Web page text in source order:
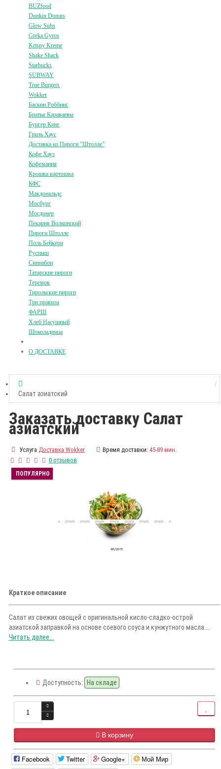
BUZfood
Dunkin Donuts
Glow Subs
Greka Gyros
Krispy Kreme
Shake Shack
Starbucks
SUBWAY
True Burgers
Wokker
Баскин Роббинс
Братья Караваевы
Бургер Кинг
Гриль Хаус
Доставка из Пироги "Штолле"
Кофе Хауз
Кофемания
Крошка картошка
КФС
Макдональдс
Мосбург
Мосдонер
Пекарня Волконский
Пироги Штолле
Поль Бейкери
Руспыш
Синнабон
Татарские пироги
Теремок
Тирольские пироги
Три правила
ФАРШ
Хлеб Насущный
Шоколадница
О ДОСТАВКЕ
Салат азиатский
Заказать доставку Салат
азиатский
Услуга Доставка Wokker Время доставки: 45-89 мин.
0 отзывов
ПОПУЛЯРНО
Краткое описание
Салат из свежих овощей с оригинальной кисло-сладко-острой
азиатской заправкой на основе соевого соуса и кунжутного масла....
Читать далее...
Доступность: На складе
В корзину
Facebook Twitter Google+ Мой Мир